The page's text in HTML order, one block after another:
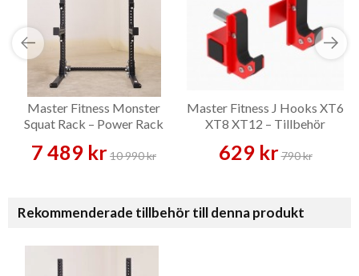
Master Fitness Monster
Squat Rack – Power Rack
7 489 kr10 990 kr
Master Fitness J Hooks XT6
XT8 XT12 – Tillbehör
629 kr790 kr
Rekommenderade tillbehör till denna produkt